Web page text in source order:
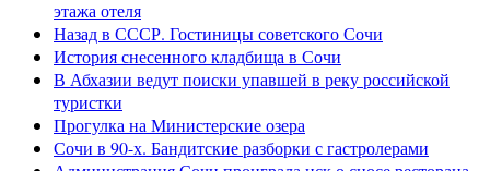
этажа отеля
Назад в СССР. Гостиницы советского Сочи
История снесенного кладбища в Сочи
В Абхазии ведут поиски упавшей в реку российской
туристки
Прогулка на Министерские озера
Сочи в 90-х. Бандитские разборки с гастролерами